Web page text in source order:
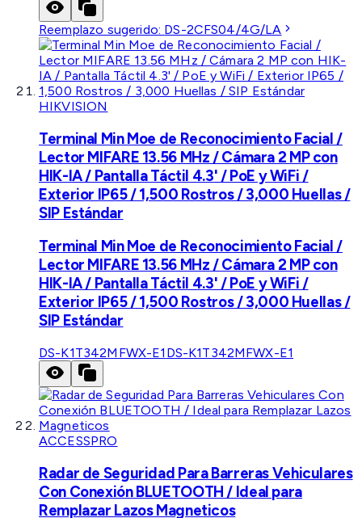
Reemplazo sugerido: DS-2CFS04/4G/LA
HIKVISION
Terminal Min Moe de Reconocimiento Facial /
Lector MIFARE 13.56 MHz / Cámara 2 MP con
HIK-IA / Pantalla Táctil 4.3' / PoE y WiFi /
Exterior IP65 / 1,500 Rostros / 3,000 Huellas /
SIP Estándar
Terminal Min Moe de Reconocimiento Facial /
Lector MIFARE 13.56 MHz / Cámara 2 MP con
HIK-IA / Pantalla Táctil 4.3' / PoE y WiFi /
Exterior IP65 / 1,500 Rostros / 3,000 Huellas /
SIP Estándar
DS-K1T342MFWX-E1 DS-K1T342MFWX-E1
ACCESSPRO
Radar de Seguridad Para Barreras Vehiculares
Con Conexión BLUETOOTH / Ideal para
Remplazar Lazos Magneticos